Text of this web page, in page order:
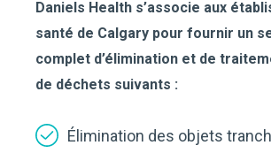
Daniels Health s’associe aux
santé de Calgary pour fournir un
complet d’élimination et de
de déchets suivants :
Élimination des objets